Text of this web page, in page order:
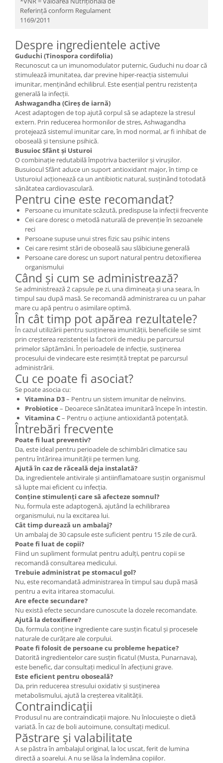
Referință conform Regulament
1169/2011
Despre ingredientele active
Guduchi (Tinospora cordifolia)
Recunoscut ca un imunomodulator puternic, Guduchi nu doar că
stimulează imunitatea, dar previne hiper-reacția sistemului
imunitar, menținând echilibrul. Este esențial pentru rezistența
generală la infecții.
Ashwagandha (Cireș de iarnă)
Acest adaptogen de top ajută corpul să se adapteze la stresul
extern. Prin reducerea hormonilor de stres, Ashwagandha
protejează sistemul imunitar care, în mod normal, ar fi inhibat de
oboseală și tensiune psihică.
Busuioc Sfânt și Usturoi
O combinație redutabilă împotriva bacteriilor și virușilor.
Busuiocul Sfânt aduce un suport antioxidant major, în timp ce
Usturoiul acționează ca un antibiotic natural, susținând totodată
sănătatea cardiovasculară.
Pentru cine este recomandat?
Persoane cu imunitate scăzută, predispuse la infecții frecvente
Cei care doresc o metodă naturală de prevenție în sezoanele
reci
Persoane supuse unui stres fizic sau psihic intens
Cei care resimt stări de oboseală sau slăbiciune generală
Persoane care doresc un suport natural pentru detoxifierea
organismului
Când și cum se administrează?
Se administrează 2 capsule pe zi, una dimineața și una seara, în
timpul sau după masă. Se recomandă administrarea cu un pahar
mare cu apă pentru o asimilare optimă.
În cât timp pot apărea rezultatele?
În cazul utilizării pentru susținerea imunității, beneficiile se simt
prin creșterea rezistenței la factorii de mediu pe parcursul
primelor săptămâni. În perioadele de infecție, susținerea
procesului de vindecare este resimțită treptat pe parcursul
administrării.
Cu ce poate fi asociat?
Se poate asocia cu:
Vitamina D3– Pentru un sistem imunitar de neînvins.
Probiotice – Deoarece sănătatea imunitară începe în intestin.
Vitamina C– Pentru o acțiune antioxidantă potențată.
Întrebări frecvente
Poate fi luat preventiv?
Da, este ideal pentru perioadele de schimbări climatice sau
pentru întărirea imunității pe termen lung.
Ajută în caz de răceală deja instalată?
Da, ingredientele antivirale și antiinflamatoare susțin organismul
să lupte mai eficient cu infecția.
Conține stimulenți care să afecteze somnul?
Nu, formula este adaptogenă, ajutând la echilibrarea
organismului, nu la excitarea lui.
Cât timp durează un ambalaj?
Un ambalaj de 30 capsule este suficient pentru 15 zile de cură.
Poate fi luat de copii?
Fiind un supliment formulat pentru adulți, pentru copii se
recomandă consultarea medicului.
Trebuie administrat pe stomacul gol?
Nu, este recomandată administrarea în timpul sau după masă
pentru a evita iritarea stomacului.
Are efecte secundare?
Nu există efecte secundare cunoscute la dozele recomandate.
Ajută la detoxifiere?
Da, formula conține ingrediente care susțin ficatul și procesele
naturale de curățare ale corpului.
Poate fi folosit de persoane cu probleme hepatice?
Datorită ingredientelor care susțin ficatul (Musta, Punarnava),
este benefic, dar consultați medicul în afecțiuni grave.
Este eficient pentru oboseală?
Da, prin reducerea stresului oxidativ și susținerea
metabolismului, ajută la creșterea vitalității.
Contraindicații
Produsul nu are contraindicații majore. Nu înlocuiește o dietă
variată. În caz de boli autoimune, consultați medicul.
Păstrare și valabilitate
A se păstra în ambalajul original, la loc uscat, ferit de lumina
directă a soarelui. A nu se lăsa la îndemâna copiilor.